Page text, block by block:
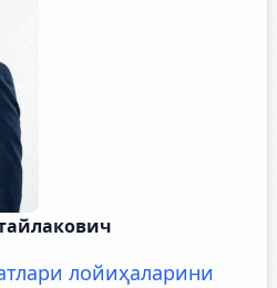
лойиҳаларини